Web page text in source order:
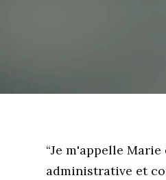
“Je m'appelle
administrative et